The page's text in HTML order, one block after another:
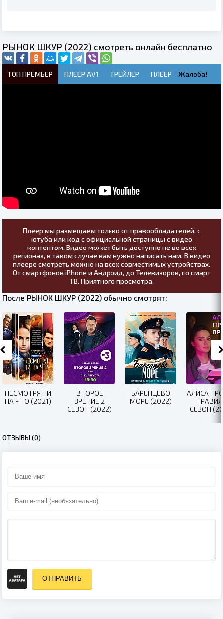
РЫНОК ШКУР (2022) смотреть онлайн бесплатно
ТОП ПРЕМЬЕР ПЛЕЕР AV1 ТРЕЙЛЕР ПЛЕЕР Жалоба!
Плеер мы размещаем только от правообладателей, с
ютуба или код с официальной страницы с видео
контентом. Видео может быть доступно не во всех
регионах, в таком случае вам нужно написать нам. В видео
плеере смотреть можно на всех совместимых устройствах.
От смартфонов iPhone и Андроид, до Телевизоров, со смарт
ТВ. Приятного просмотра.
После РЫНОК ШКУР (2022) обычно смотрят:
НЕСМОТРЯ НИ
НА ЧТО (2021)
ВТОРОЕ
ЗРЕНИЕ 2
СЕЗОН (2022)
БАРЕНЦЕВО
МОРЕ (2022)
АЛИСА
ПРАВИЛ
СЕЗОН
ОТЗЫВЫ (0)
ОТПРАВИТЬ